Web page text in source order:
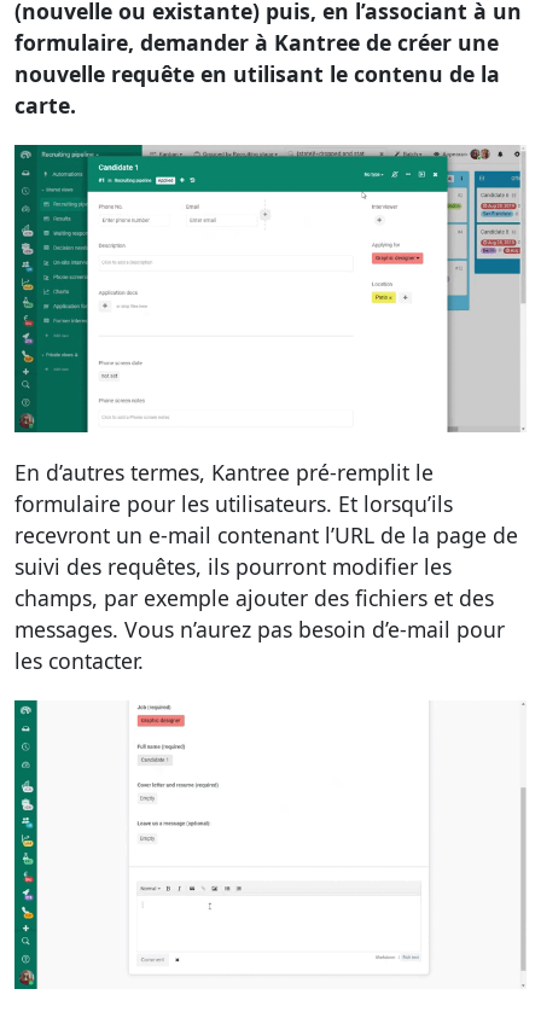
(nouvelle ou existante) puis, en l’associant à un
formulaire, demander à Kantree de créer une
nouvelle requête en utilisant le contenu de la
carte.
En d’autres termes, Kantree pré-remplit le
formulaire pour les utilisateurs. Et lorsqu’ils
recevront un e-mail contenant l’URL de la page de
suivi des requêtes, ils pourront modifier les
champs, par exemple ajouter des fichiers et des
messages. Vous n’aurez pas besoin d’e-mail pour
les contacter.